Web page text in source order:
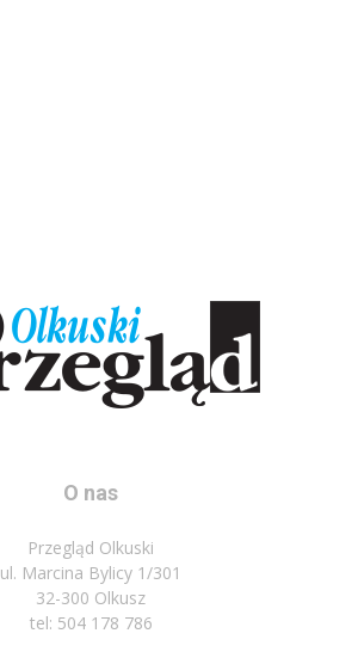
O nas
Przegląd Olkuski
ul. Marcina Bylicy 1/301
32-300 Olkusz
tel: 504 178 786